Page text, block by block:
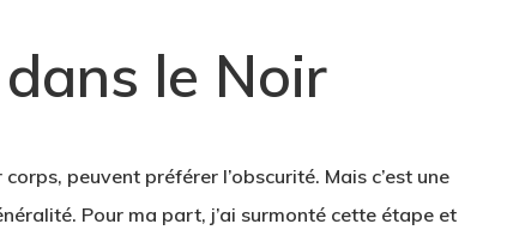
le Noir
peuvent préférer l’obscurité. Mais c’est une
Pour ma part, j’ai surmonté cette étape et